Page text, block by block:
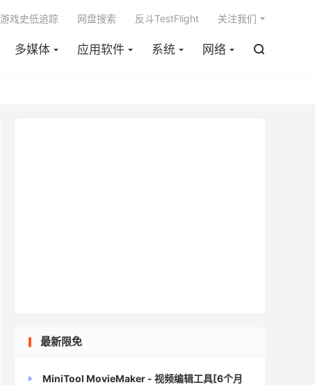
多媒体 应用软件 系统 网络 
戏史低追踪 网盘搜索 反斗TestFlight 关注我们
最新限免
MiniTool MovieMaker - 视频编辑工具[6个月